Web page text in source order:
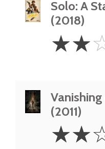
Solo: A
(2018)
Stars
☆☆
(2011)
Stars
☆☆